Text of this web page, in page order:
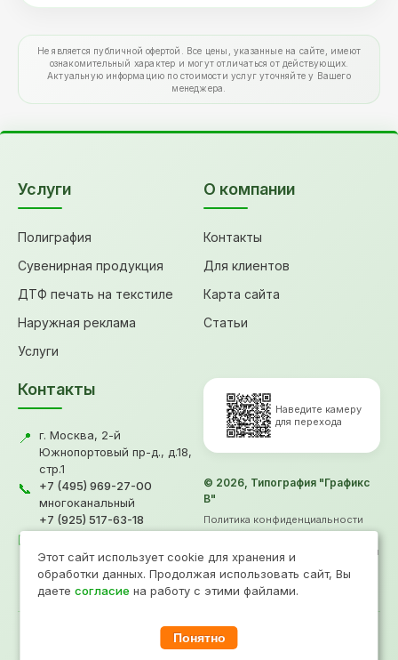
Не является публичной офертой. Все цены, указанные на сайте, имеют
ознакомительный характер и могут отличаться от действующих.
Актуальную информацию по стоимости услуг уточняйте у Вашего
менеджера.
Услуги
Полиграфия
Сувенирная продукция
ДТФ печать на текстиле
Наружная реклама
Услуги
О компании
Контакты
Для клиентов
Карта сайта
Статьи
Контакты
📍
г. Москва, 2-й
Южнопортовый пр-д., д.18,
стр.1
📞
+7 (495) 969-27-00
многоканальный
+7 (925) 517-63-18
✉️
Наведите камеру
для перехода
© 2026, Типография "Графикс
В"
Политика конфиденциальности
Информация не является офертой
Продвижение
При копировании материалов прямая ссылка на сайт www.grafiksv.ru
Этот сайт использует cookie для хранения и
обработки данных. Продолжая использовать сайт, Вы
даетесогласие на работу с этими файлами.
Понятно